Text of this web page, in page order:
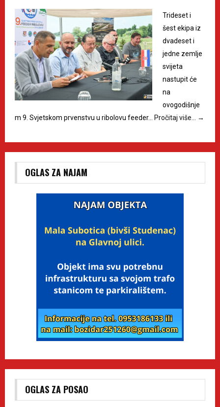
Trideset i
šest ekipa iz
dvadeset i
jedne zemlje
svijeta
nastupit će
na
ovogodišnje
m 9. Svjetskom prvenstvu u ribolovu feeder…
Pročitaj više… →
OGLAS ZA NAJAM
OGLAS ZA POSAO